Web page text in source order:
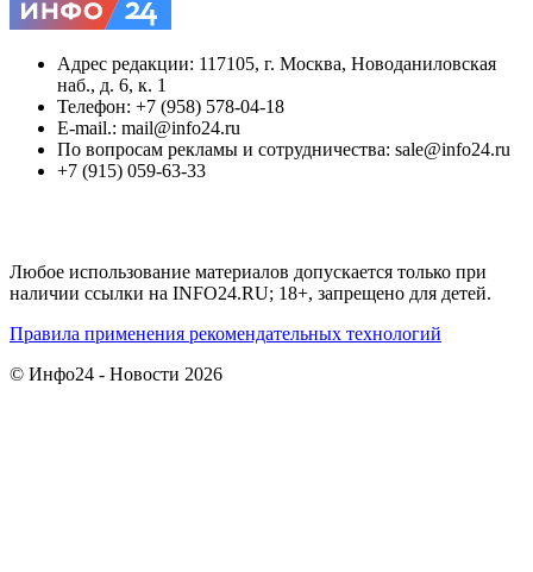
Адрес редакции: 117105, г. Москва, Новоданиловская
наб., д. 6, к. 1
Телефон: +7 (958) 578-04-18
E-mail.: mail@info24.ru
По вопросам рекламы и сотрудничества: sale@info24.ru
+7 (915) 059-63-33
Любое использование материалов допускается только при
наличии ссылки на INFO24.RU; 18+, запрещено для детей.
Правила применения рекомендательных технологий
© Инфо24 - Новости 2026